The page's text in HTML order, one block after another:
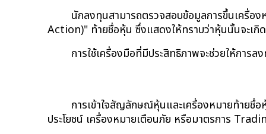
นักลงทุนสามารถตรวจสอบข้อมูลการขึ้นเครื่อ
Action)" ท้ายชื่อหุ้น ซึ่งแสดงให้ทราบว่าหุ้นนั้นจะเกิ
การใช้เครื่องมือที่มีประสิทธิภาพจะช่วยให้การ
การเข้าใจสัญลักษณ์หุ้นและเครื่องหมายท้ายชื่
ประโยชน์ เครื่องหมายเตือนภัย หรือมาตรการ